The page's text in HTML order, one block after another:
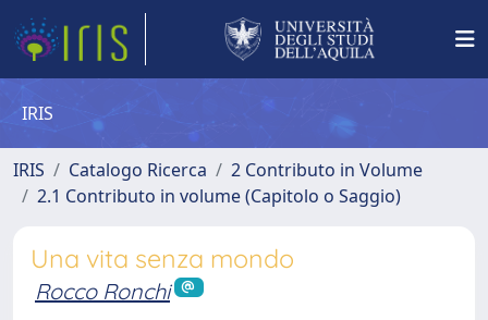
IRIS
IRIS Catalogo Ricerca
2 Contributo in Volume
2.1 Contributo in volume (Capitolo o Saggio)
Una vita senza mondo
Rocco Ronchi